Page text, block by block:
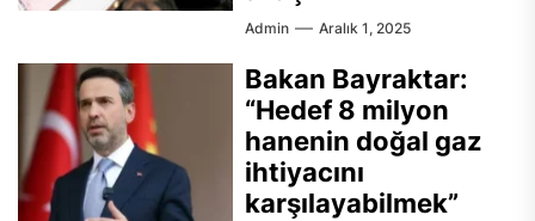
Admin Aralık 1, 2025
Bakan Bayraktar:
“Hedef 8 milyon
hanenin doğal gaz
ihtiyacını
karşılayabilmek”